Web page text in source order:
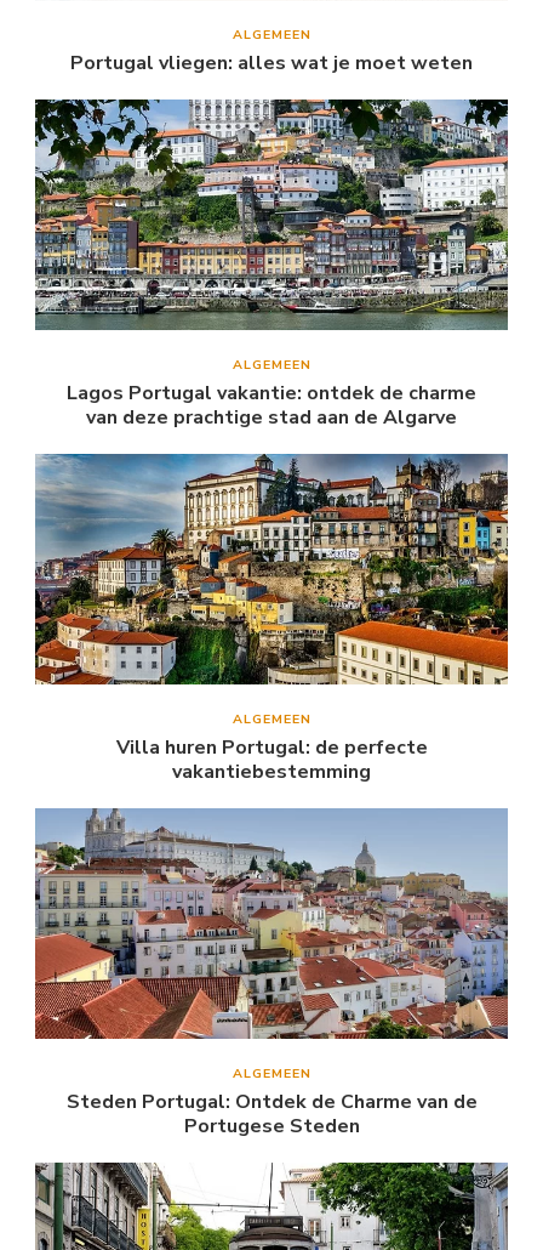
ALGEMEEN
Portugal vliegen: alles wat je moet weten
ALGEMEEN
Lagos Portugal vakantie: ontdek de charme
van deze prachtige stad aan de Algarve
ALGEMEEN
Villa huren Portugal: de perfecte
vakantiebestemming
ALGEMEEN
Steden Portugal: Ontdek de Charme van de
Portugese Steden